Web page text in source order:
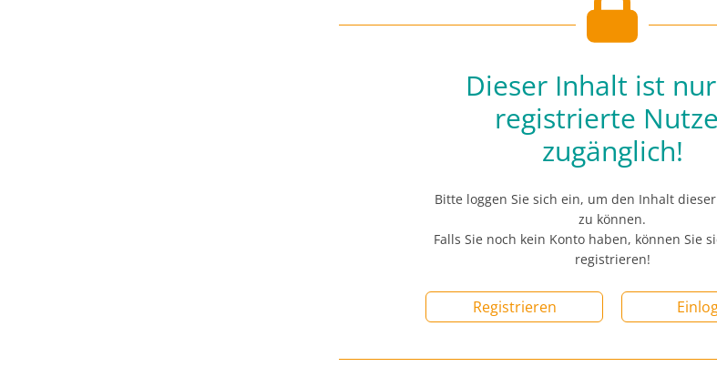
Dieser Inhalt ist
registrierte
zugänglich!
Bitte loggen Sie sich ein, um den Inhalt
zu können.
Falls Sie noch kein Konto haben, können Sie
registrieren!
Registrieren